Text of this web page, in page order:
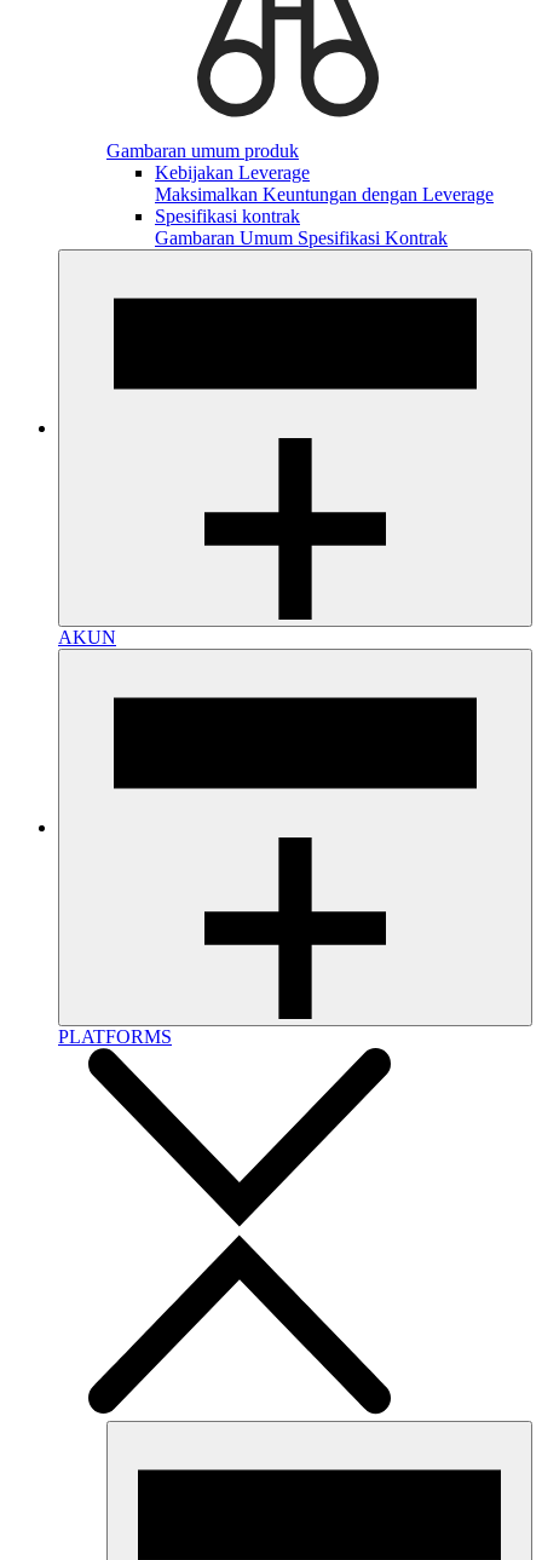
Gambaran umum produk
Kebijakan Leverage
Maksimalkan Keuntungan dengan Leverage
Spesifikasi kontrak
Gambaran Umum Spesifikasi Kontrak
AKUN
PLATFORMS